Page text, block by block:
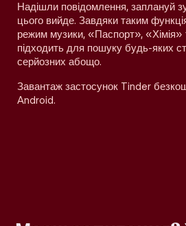
Надішли повідомлення, заплануй
цього вийде. Завдяки таким
режим музики, «Паспорт»,
підходить для пошуку будь-яких
серйозних абощо.
Завантаж застосунок Tinder
Android.